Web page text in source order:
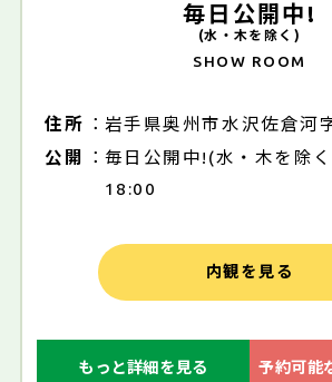
毎日公開中!
(水・木を除く)
SHOW ROOM
住所
岩手県奥州市水沢佐倉河
公開
毎日公開中!(水・木を除
18:00
内観を見る
もっと詳細を見る 予約可能